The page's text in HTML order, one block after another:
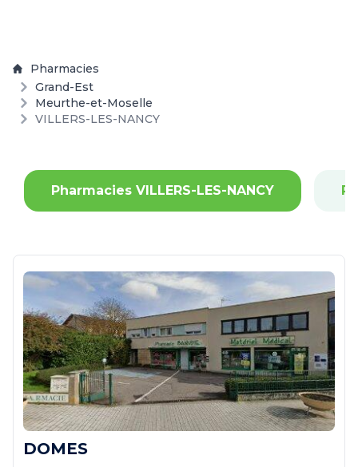
Pharmacies
Grand-Est
Meurthe-et-Moselle
VILLERS-LES-NANCY
Pharmacies VILLERS-LES-NANCY
DOMES